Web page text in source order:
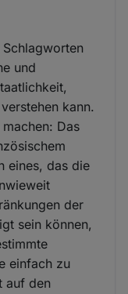
und
kann.
Das
eines, das die
der
sein können,
einfach zu
auf den